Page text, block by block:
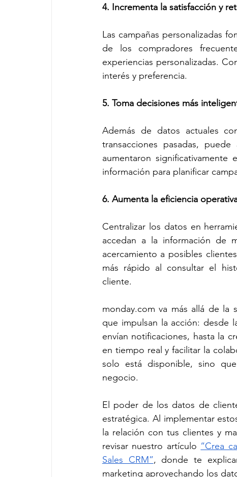
4. Incrementa la satisfacción y
Las campañas personalizadas
de los compradores
experiencias personalizadas.
interés y preferencia.
5. Toma decisiones más
Además de datos actuales
transacciones pasadas,
aumentaron
información para planificar
6. Aumenta la eficiencia
Centralizar los datos en
accedan a la información de
acercamiento a posibles
más rápido al consultar el
cliente.
monday.com va más allá de la
que impulsan la acción: desde
envían notificaciones, hasta la
en tiempo real y facilitar la
solo está disponible, sino
negocio.
El poder de los datos de
estratégica. Al implementar
la relación con tus clientes y
revisar nuestro artículo “Crea
Sales CRM”, donde te
marketing aprovechando los